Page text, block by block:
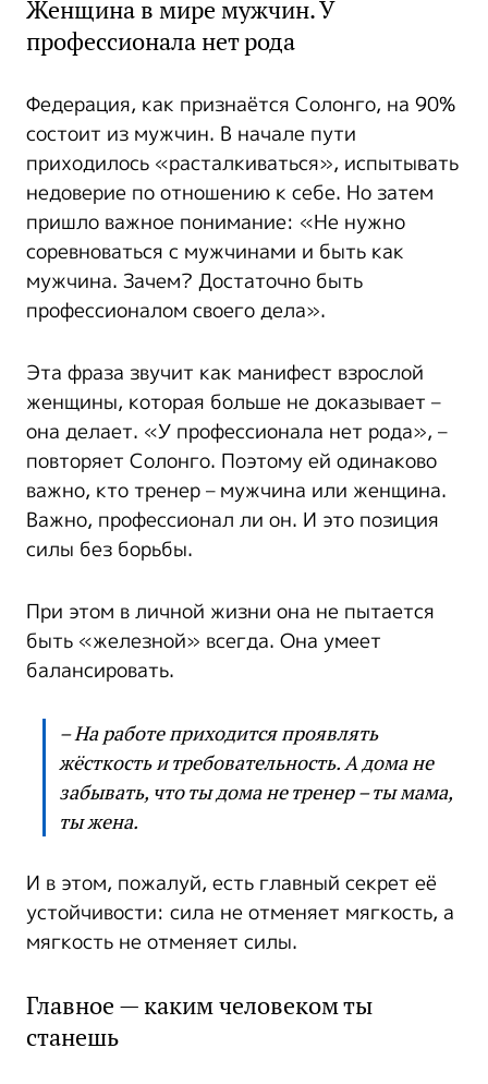
Женщина в мире мужчин. У
профессионала нет рода
Федерация, как признаётся Солонго, на 90%
состоит из мужчин. В начале пути
приходилось «расталкиваться», испытывать
недоверие по отношению к себе. Но затем
пришло важное понимание: «Не нужно
соревноваться с мужчинами и быть как
мужчина. Зачем? Достаточно быть
профессионалом своего дела».
Эта фраза звучит как манифест взрослой
женщины, которая больше не доказывает –
она делает. «У профессионала нет рода», –
повторяет Солонго. Поэтому ей одинаково
важно, кто тренер – мужчина или женщина.
Важно, профессионал ли он. И это позиция
силы без борьбы.
При этом в личной жизни она не пытается
быть «железной» всегда. Она умеет
балансировать.
– На работе приходится проявлять
жёсткость и требовательность. А дома не
забывать, что ты дома не тренер – ты мама,
ты жена.
И в этом, пожалуй, есть главный секрет её
устойчивости: сила не отменяет мягкость, а
мягкость не отменяет силы.
Главное — каким человеком ты
станешь